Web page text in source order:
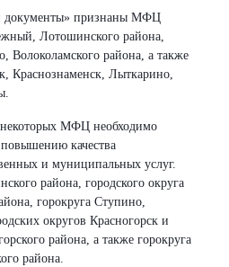
признаны МФЦ
Лотошинского района,
Волоколамского района, а также
Краснознаменск, Лыткарино,
МФЦ необходимо
качества
и муниципальных услуг.
района, городского округа
горокруга Ступино,
округов Красногорск и
района, а также горокруга
района.